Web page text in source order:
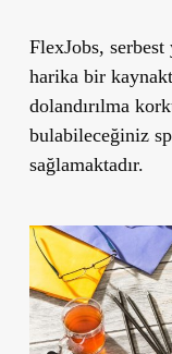
FlexJobs,
harika bir
dolandırılma
bulabileceğiniz
sağlamaktadır.